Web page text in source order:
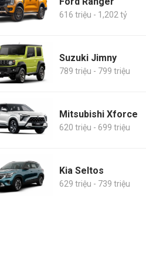
616 triệu - 1,202 tỷ
Suzuki Jimny
789 triệu - 799 triệu
Mitsubishi Xforce
620 triệu - 699 triệu
Kia Seltos
629 triệu - 739 triệu